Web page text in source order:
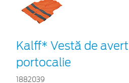
Kalff* Vestă de
portocalie
1882039